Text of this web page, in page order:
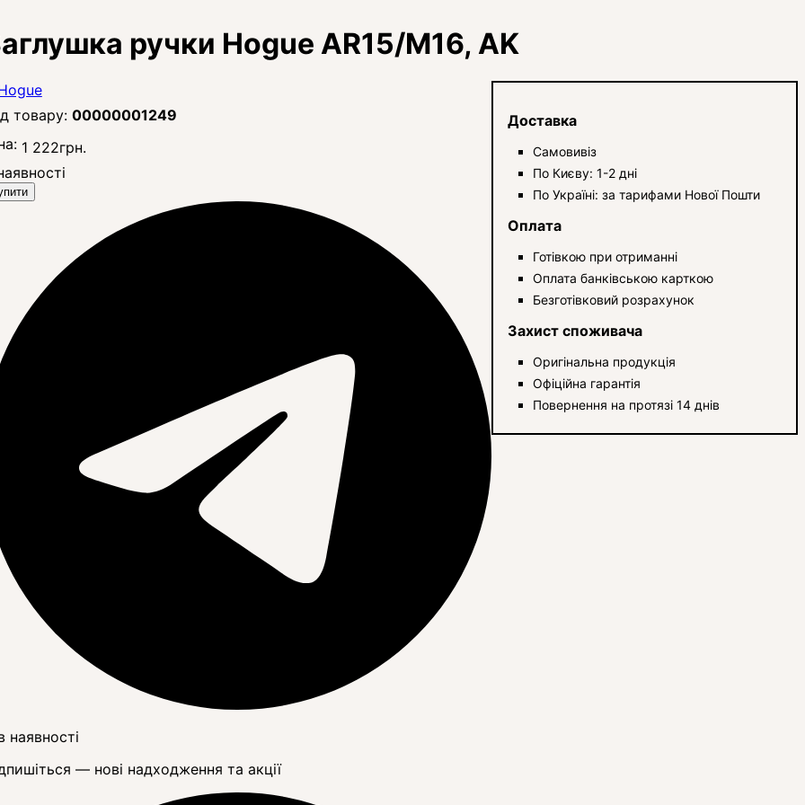
ручки Hogue AR15/M16, AK
00000001249
1 222грн.
наявності
— нові надходження та акції
Доставка
Самовивіз
По Києву: 1-2 дні
По Україні: за тарифами Нової Пошти
Оплата
Готівкою при отриманні
Оплата банківською карткою
Безготівковий розрахунок
Захист споживача
Оригінальна продукція
Офіційна гарантія
Повернення на протязі 14 днів